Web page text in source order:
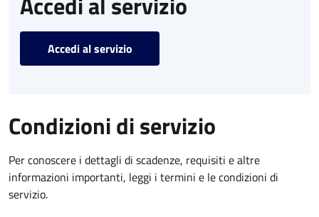
Accedi al servizio
Condizioni di servizio
Per conoscere i dettagli di scadenze, requisiti e altre
informazioni importanti, leggi i termini e le condizioni di
servizio.